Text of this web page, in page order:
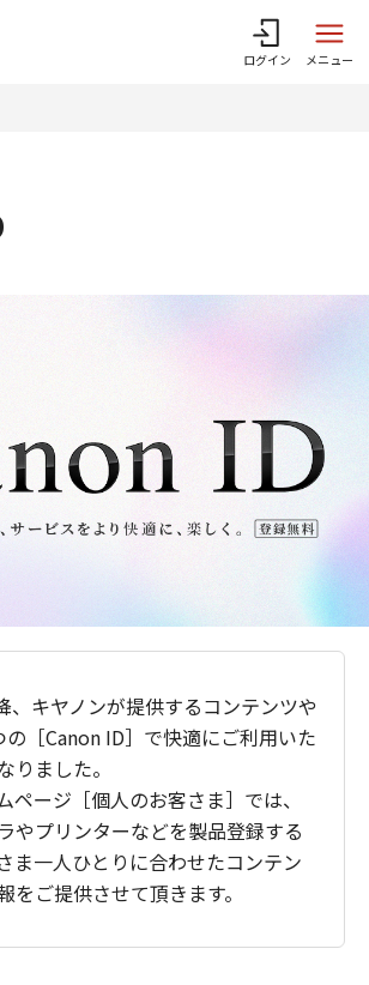
ログイン メニュー
、キヤノンが提供するコンテンツや
［Canon ID］で快適にご利用いた
りました。
ページ［個人のお客さま］では、
やプリンターなどを製品登録する
ま一人ひとりに合わせたコンテン
をご提供させて頂きます。